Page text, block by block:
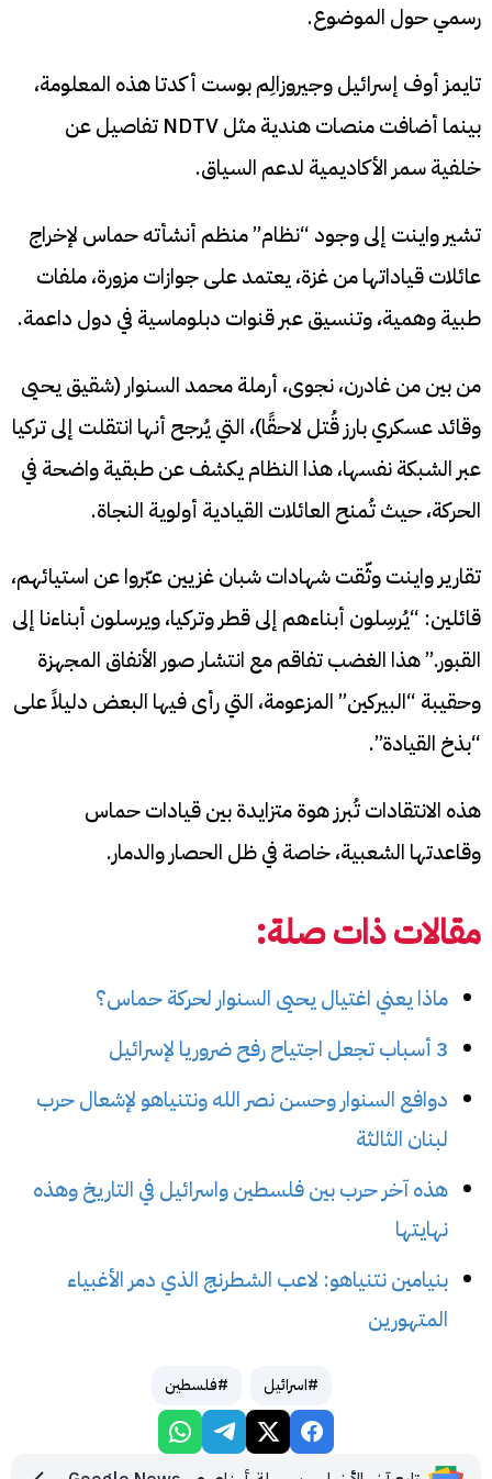
رسمي حول الموضوع.
تايمز أوف إسرائيل وجيروزالِم بوست أكدتا هذه المعلومة،
بينما أضافت منصات هندية مثل NDTV تفاصيل عن
خلفية سمر الأكاديمية لدعم السياق.
تشير واينت إلى وجود “نظام” منظم أنشأته حماس لإخراج
عائلات قياداتها من غزة، يعتمد على جوازات مزورة، ملفات
طبية وهمية، وتنسيق عبر قنوات دبلوماسية في دول داعمة.
من بين من غادرن، نجوى، أرملة محمد السنوار (شقيق يحيى
وقائد عسكري بارز قُتل لاحقًا)، التي يُرجح أنها انتقلت إلى تركيا
عبر الشبكة نفسها، هذا النظام يكشف عن طبقية واضحة في
الحركة، حيث تُمنح العائلات القيادية أولوية النجاة.
تقارير واينت وثّقت شهادات شبان غزيين عبّروا عن استيائهم،
قائلين: “يُرسِلون أبناءهم إلى قطر وتركيا، ويرسلون أبناءنا إلى
القبور.” هذا الغضب تفاقم مع انتشار صور الأنفاق المجهزة
وحقيبة “البيركين” المزعومة، التي رأى فيها البعض دليلاً على
“بذخ القيادة”.
هذه الانتقادات تُبرز هوة متزايدة بين قيادات حماس
وقاعدتها الشعبية، خاصة في ظل الحصار والدمار.
مقالات ذات صلة:
ماذا يعني اغتيال يحيى السنوار لحركة حماس؟
3 أسباب تجعل اجتياح رفح ضروريا لإسرائيل
دوافع السنوار وحسن نصر الله ونتنياهو لإشعال حرب
لبنان الثالثة
هذه آخر حرب بين فلسطين واسرائيل في التاريخ وهذه
نهايتها
بنيامين نتنياهو: لاعب الشطرنج الذي دمر الأغبياء
المتهورين
#اسرائيل #فلسطين